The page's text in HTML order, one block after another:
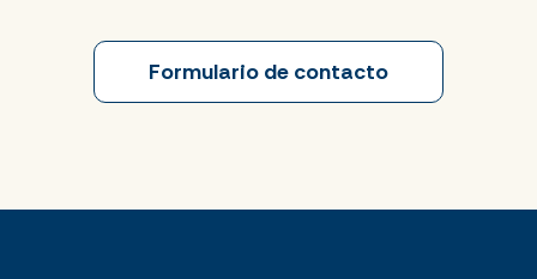
Formulario de contacto